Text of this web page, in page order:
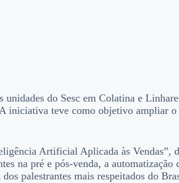
do Sesc em Colatina e
teve como objetivo ampliar
Artificial Aplicada às Vendas”,
na pré e pós-venda, a automatização
palestrantes mais respeitados do